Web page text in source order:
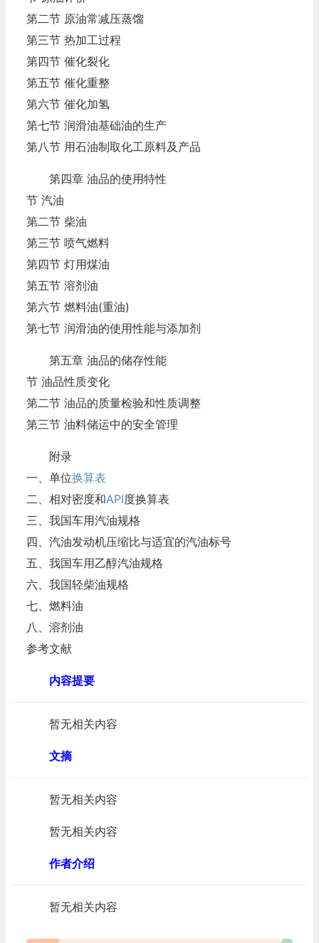
第二节 原油常减压蒸馏
第三节 热加工过程
第四节 催化裂化
第五节 催化重整
第六节 催化加氢
第七节 润滑油基础油的生产
第八节 用石油制取化工原料及产品
第四章 油品的使用特性
节 汽油
第二节 柴油
第三节 喷气燃料
第四节 灯用煤油
第五节 溶剂油
第六节 燃料油(重油)
第七节 润滑油的使用性能与添加剂
第五章 油品的储存性能
节 油品性质变化
第二节 油品的质量检验和性质调整
第三节 油料储运中的安全管理
附录
一、单位换算表
二、相对密度和API度换算表
三、我国车用汽油规格
四、汽油发动机压缩比与适宜的汽油标号
五、我国车用乙醇汽油规格
六、我国轻柴油规格
七、燃料油
八、溶剂油
参考文献
内容提要
暂无相关内容
文摘
暂无相关内容
暂无相关内容
作者介绍
暂无相关内容